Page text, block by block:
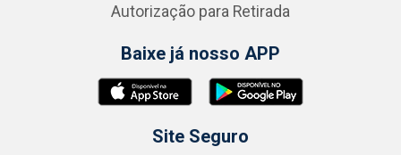
Autorização para Retirada
Baixe já nosso APP
Site Seguro